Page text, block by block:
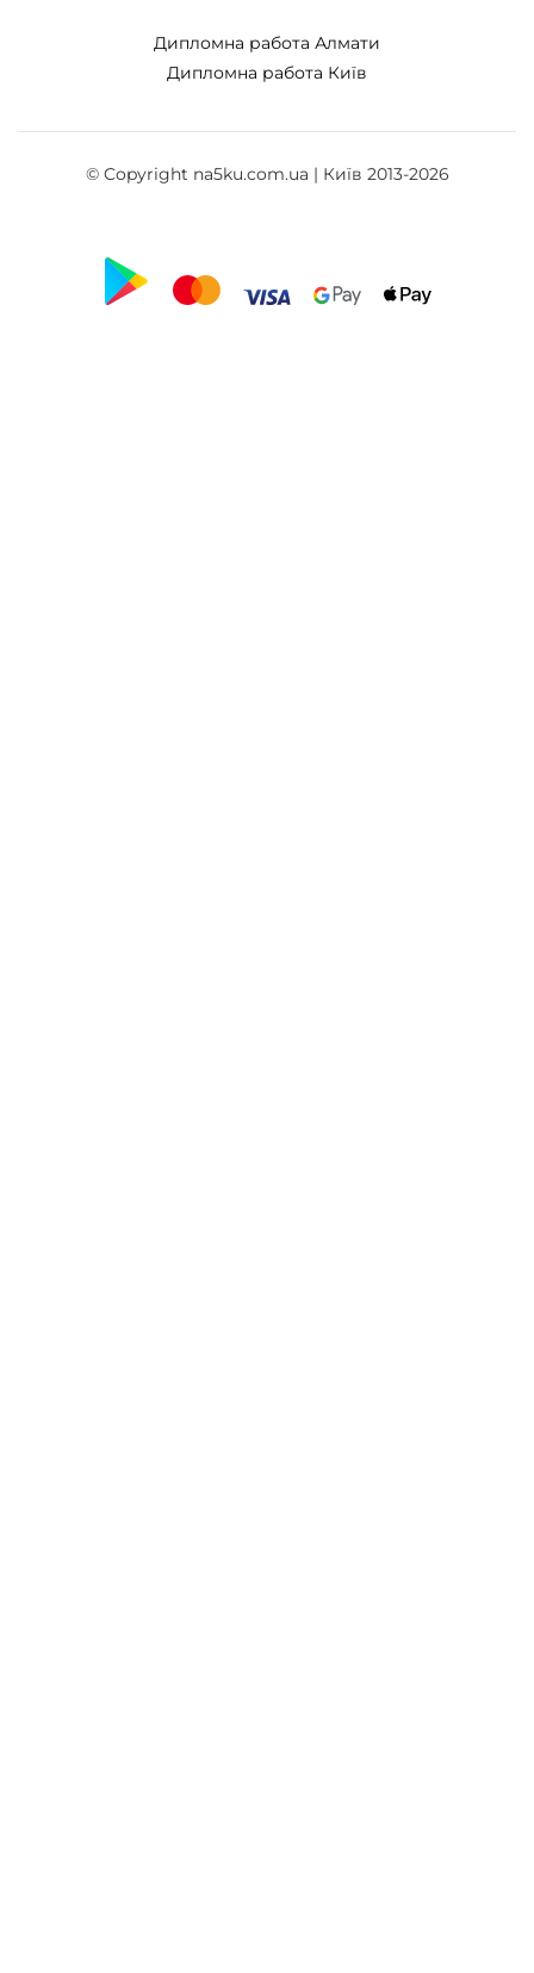
Дипломна работа Алмати
Дипломна работа Київ
© Copyright na5ku.com.ua | Київ 2013-2026